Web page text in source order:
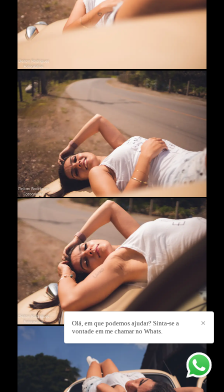
✕
Olá, em que podemos ajudar? Sinta-se a
vontade em me chamar no Whats.